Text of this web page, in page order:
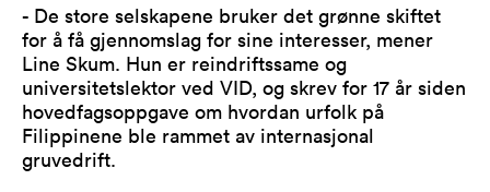
- De store selskapene bruker det grønne skiftet
for å få gjennomslag for sine interesser, mener
Line Skum. Hun er reindriftssame og
universitetslektor ved VID, og skrev for 17 år siden
hovedfagsoppgave om hvordan urfolk på
Filippinene ble rammet av internasjonal
gruvedrift.